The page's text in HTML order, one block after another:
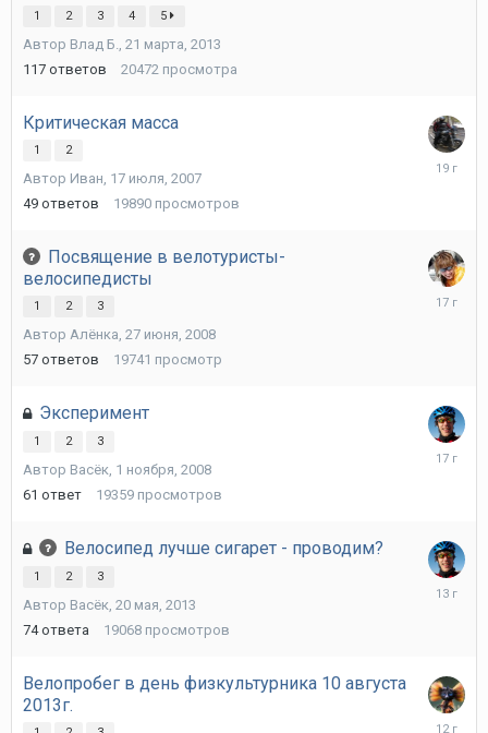
1 2 3 4 5
Автор Влад Б., 21 марта, 2013
117 ответов 20472 просмотра
Критическая масса
1 2
Автор Иван, 17 июля, 2007
49 ответов 19890 просмотров
29
Посвящение в велотуристы-
велосипедисты
1 2 3
Автор Алёнка, 27 июня, 2008
57 ответов 19741 просмотр
29
Эксперимент
1 2 3
Автор Васёк, 1 ноября, 2008
61 ответ 19359 просмотров
Велосипед лучше сигарет - проводим?
1 2 3
Автор Васёк, 20 мая, 2013
74 ответа 19068 просмотров
31
Велопробег в день физкультурника 10 августа
2013г.
13